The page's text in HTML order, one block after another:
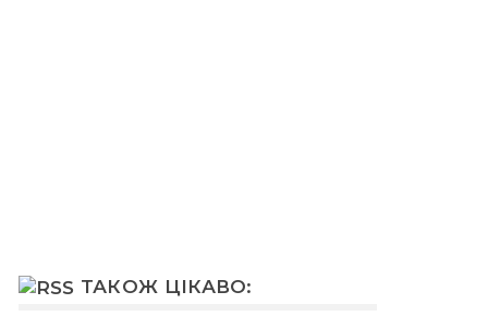
ТАКОЖ ЦІКАВО: